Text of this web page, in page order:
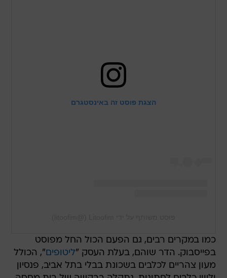
הצגת פוסט זה באינסטגרם
כמו במקרים רבים, גם הפעם הכול החל מפוסט
בפייסבוק. הדר שוהם, בעלת העסק "ליטופים", הכולל
מעון צהריים לכלבים בשכונת בבלי בתל אביב, פנסיון